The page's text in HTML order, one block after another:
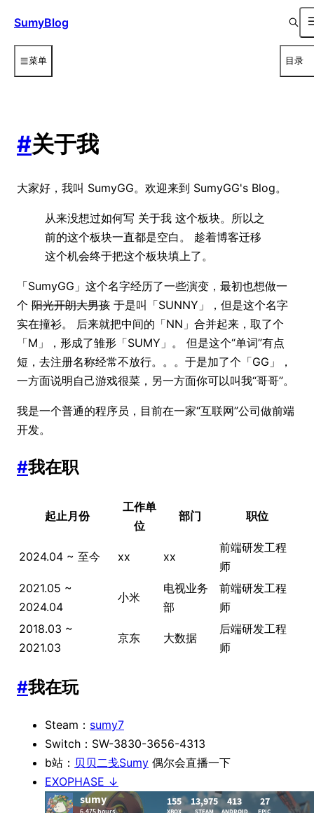
SumyBlog
菜单 目录
#关于我
大家好，我叫 SumyGG。欢迎来到 SumyGG's Blog。
从来没想过如何写 关于我 这个板块。所以之
前的这个板块一直都是空白。 趁着博客迁移
这个机会终于把这个板块填上了。
「SumyGG」这个名字经历了一些演变，最初也想做一
个 阳光开朗大男孩 于是叫「SUNNY」，但是这个名字
实在撞衫。 后来就把中间的「NN」合并起来，取了个
「M」，形成了雏形「SUMY」。 但是这个“单词”有点
短，去注册名称经常不放行。。。于是加了个「GG」，
一方面说明自己游戏很菜，另一方面你可以叫我“哥哥”。
我是一个普通的程序员，目前在一家“互联网”公司做前端
开发。
#我在职
起止月份
工作单
位
部门 职位
2024.04 ~ 至今 xx xx
前端研发工程
师
2021.05 ~
2024.04
小米
电视业务
部
前端研发工程
师
2018.03 ~
2021.03
京东 大数据
后端研发工程
师
#我在玩
Steam： sumy7
Switch：SW-3830-3656-4313
b站： 贝贝二戋Sumy 偶尔会直播一下
EXOPHASE ↓